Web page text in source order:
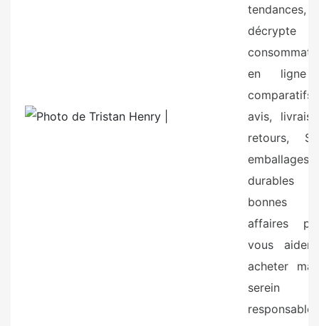
tendances,
décrypte
en
comparatifs,
avis,
retours,
emballages
durables
bonnes
affaires
vous aider
acheter
serein
responsable.